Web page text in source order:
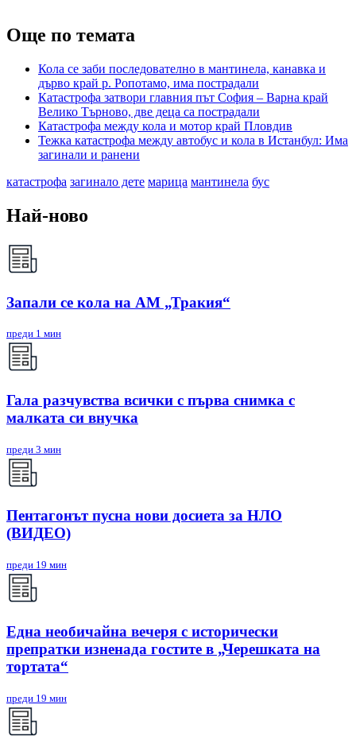
Още по темата
Кола се заби последователно в мантинела, канавка и
дърво край р. Ропотамо, има пострадали
Катастрофа затвори главния път София – Варна край
Велико Търново, две деца са пострадали
Катастрофа между кола и мотор край Пловдив
Тежка катастрофа между автобус и кола в Истанбул: Има
загинали и ранени
катастрофа загинало дете марица мантинела бус
Най-ново
Запали се кола на АМ „Тракия“
преди 1 мин
Гала разчувства всички с първа снимка с
малката си внучка
преди 3 мин
Пентагонът пусна нови досиета за НЛО
(ВИДЕО)
преди 19 мин
Една необичайна вечеря с исторически
препратки изненада гостите в „Черешката на
тортата“
преди 19 мин